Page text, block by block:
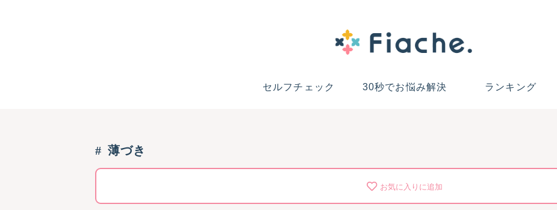
セルフチェック 30秒でお悩み解決 ランキング
薄づき
お気に入りに追加